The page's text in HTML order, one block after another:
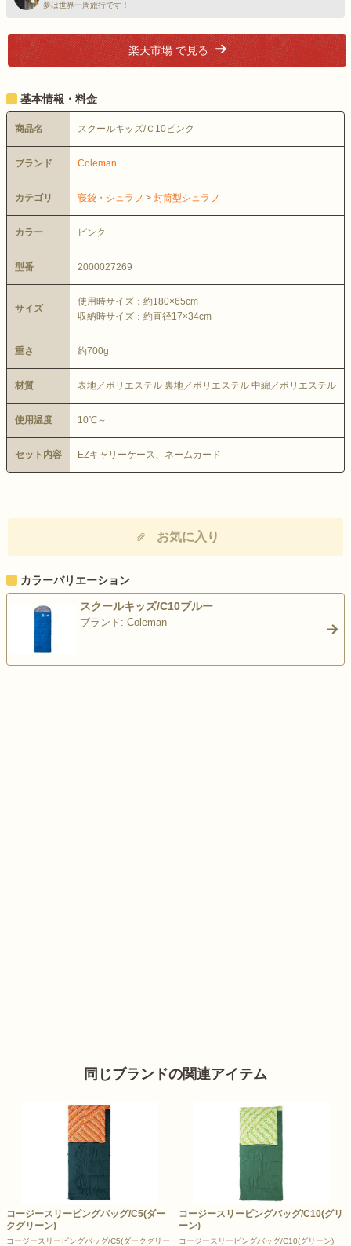
夢は世界一周旅行です！
楽天市場 で見る
基本情報・料金
商品名 スクールキッズ/Ｃ10ピンク
ブランド Coleman
カテゴリ 寝袋・シュラフ > 封筒型シュラフ
カラー ピンク
型番 2000027269
サイズ
使用時サイズ：約180×65cm
収納時サイズ：約直径17×34cm
重さ 約700g
材質 表地／ポリエステル 裏地／ポリエステル 中綿／ポリエステル
使用温度 10℃～
セット内容 EZキャリーケース、ネームカード
お気に入り
カラーバリエーション
スクールキッズ/C10ブルー
ブランド: Coleman
同じブランドの関連アイテム
コージースリーピングバッグ/C5(ダー
クグリーン)
コージースリーピングバッグ/C5(ダークグリー
コージースリーピングバッグ/C10(グリ
ーン)
コージースリーピングバッグ/C10(グリーン)